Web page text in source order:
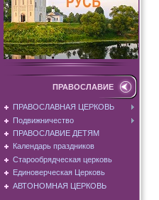
ПРАВОСЛАВИЕ
ПРАВОСЛАВНАЯ ЦЕРКОВЬ
Подвижничество
ПРАВОСЛАВИЕ ДЕТЯМ
Календарь праздников
Старообрядческая церковь
Единоверческая Церковь
АВТОНОМНАЯ ЦЕРКОВЬ